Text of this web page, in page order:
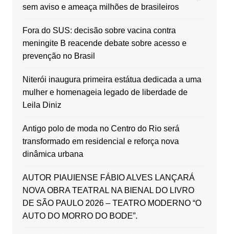
sem aviso e ameaça milhões de brasileiros
Fora do SUS: decisão sobre vacina contra
meningite B reacende debate sobre acesso e
prevenção no Brasil
Niterói inaugura primeira estátua dedicada a uma
mulher e homenageia legado de liberdade de
Leila Diniz
Antigo polo de moda no Centro do Rio será
transformado em residencial e reforça nova
dinâmica urbana
AUTOR PIAUIENSE FÁBIO ALVES LANÇARÁ
NOVA OBRA TEATRAL NA BIENAL DO LIVRO
DE SÃO PAULO 2026 – TEATRO MODERNO “O
AUTO DO MORRO DO BODE”.